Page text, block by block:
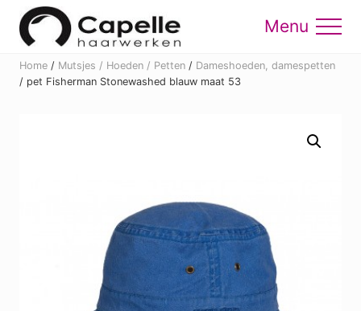
Menu
Skip
content
Skip
Menu
Home / Mutsjes / Hoeden / Petten / Dameshoeden, damespetten
/ pet Fisherman Stonewashed blauw maat 53